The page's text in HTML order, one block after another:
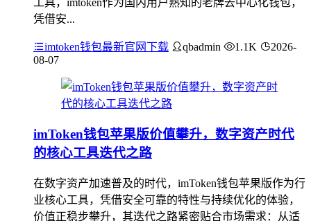
凭借安...
imtoken钱包最新官网下载 qbadmin 1.1K
2026-
08-07
imToken钱包苹果版价值攀升，数字资产时代
的核心工具迭代之路
在数字资产加速普及的时代，imToken钱包苹果版作为行
业核心工具，凭借安全可靠的特性与持续优化的体验，
价值正稳步攀升，其迭代之路紧密贴合市场需求：从适